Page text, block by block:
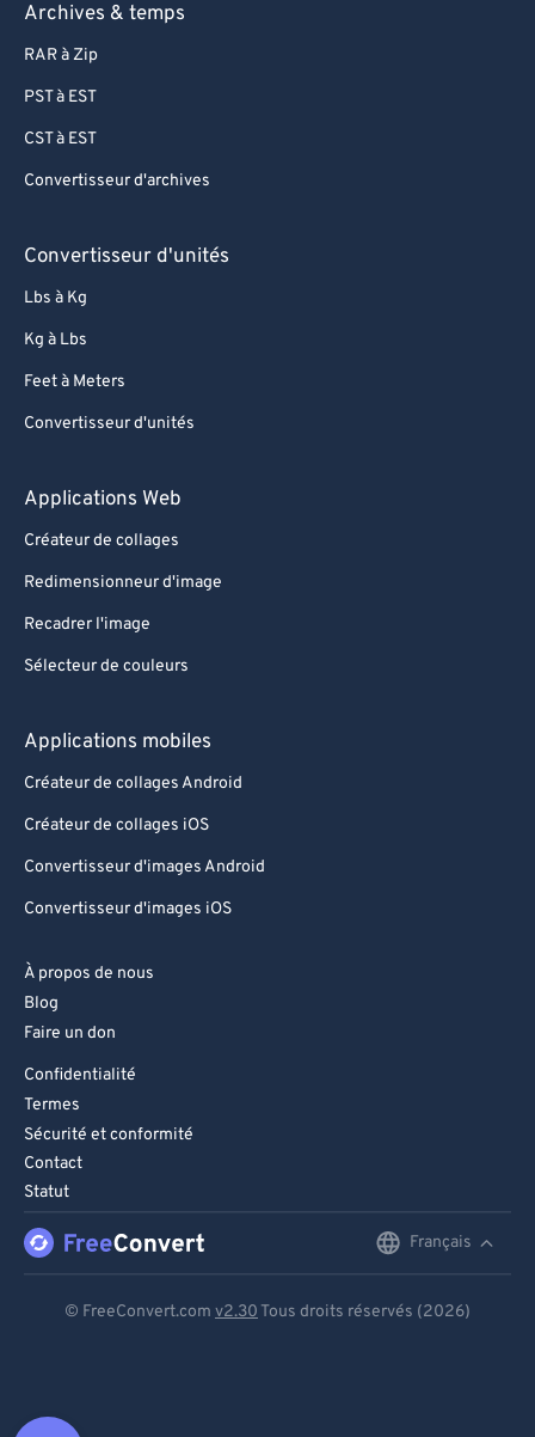
Archives & temps
RAR à Zip
PST à EST
CST à EST
Convertisseur d'archives
Convertisseur d'unités
Lbs à Kg
Kg à Lbs
Feet à Meters
Convertisseur d'unités
Applications Web
Créateur de collages
Redimensionneur d'image
Recadrer l'image
Sélecteur de couleurs
Applications mobiles
Créateur de collages Android
Créateur de collages iOS
Convertisseur d'images Android
Convertisseur d'images iOS
À propos de nous
Blog
Faire un don
Confidentialité
Termes
Sécurité et conformité
Contact
Statut
Français
© FreeConvert.com v2.30 Tous droits réservés (2026)